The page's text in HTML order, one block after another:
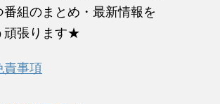
組のまとめ・最新情報を
頑張ります★
責事項